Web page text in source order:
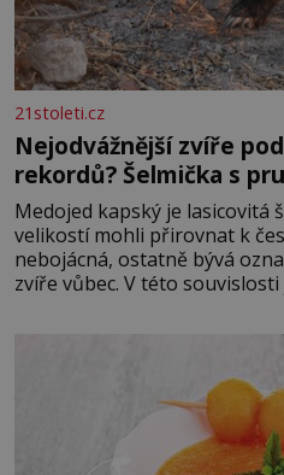
21stoleti.cz
Nejodvážnější zvíře
rekordů? Šelmička s
Medojed kapský je lasicovitá
velikostí mohli přirovnat k
nebojácná, ostatně bývá
zvíře vůbec. V této